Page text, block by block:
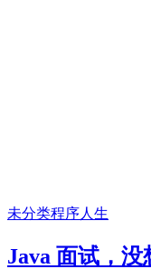
未分类程序人生
Java 面试，没